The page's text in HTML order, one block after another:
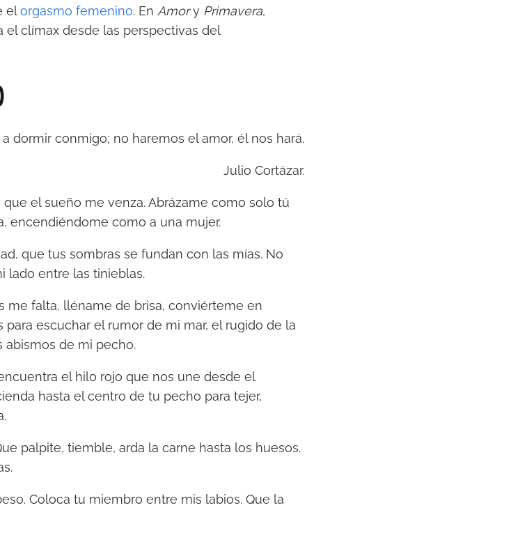
elorgasmo femenino. En Amory Primavera,
el clímax desde las perspectivas del
a dormir conmigo; no haremos el amor, él nos hará.
Julio Cortázar.
el sueño me venza. Abrázame como solo tú
encendiéndome como a una mujer.
que tus sombras se fundan con las mías. No
lado entre las tinieblas.
me falta, lléname de brisa, conviérteme en
escuchar el rumor de mi mar, el rugido de la
de mi pecho.
el hilo rojo que nos une desde el
hasta el centro de tu pecho para tejer,
palpite, tiemble, arda la carne hasta los huesos.
Coloca tu miembro entre mis labios. Que la